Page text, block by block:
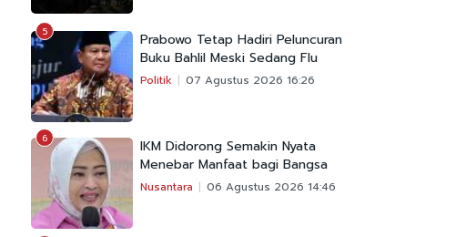
5
Prabowo Tetap Hadiri Peluncuran
Buku Bahlil Meski Sedang Flu
Politik 07 Agustus 2026 16:26
6
IKM Didorong Semakin Nyata
Menebar Manfaat bagi Bangsa
Nusantara 06 Agustus 2026 14:46